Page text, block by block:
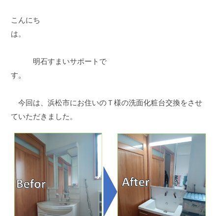
こんにち
は。
明石すまいサポートで
す。
今回は、浜松市にお住いのＴ様の洗面化粧台交換をさせ
ていただきました。